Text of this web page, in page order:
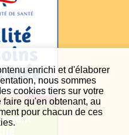
enrichi et d'élaborer
nous sommes
cookies tiers sur votre
qu'en obtenant, au
pour chacun de ces